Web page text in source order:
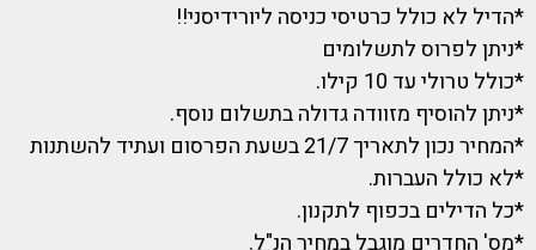
*הדיל לא כולל כרטיסי כניסה ליורידיסני!!
*ניתן לפרוס לתשלומים
*כולל טרולי עד 10 קילו.
*ניתן להוסיף מזוודה גדולה בתשלום נוסף.
*המחיר נכון לתאריך 21/7 בשעת הפרסום ועתיד להשתנות
*לא כולל העברות.
*כל הדילים בכפוף לתקנון.
*מס' החדרים מוגבל במחיר הנ"ל.